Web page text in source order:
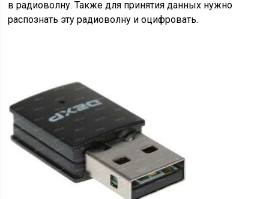
в радиоволну. Также для принятия данных нужно
распознать эту радиоволну и оцифровать.